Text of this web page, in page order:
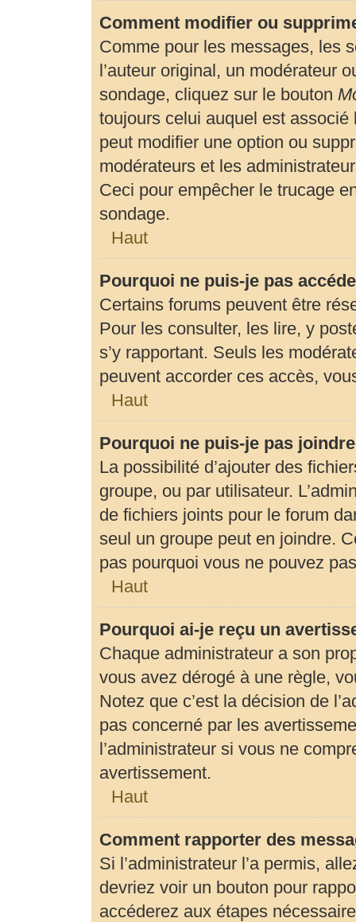
Comment modifier ou
Comme pour les messages, les
l’auteur original, un modérateur
sondage, cliquez sur le bouton
toujours celui auquel est associé
peut modifier une option ou
modérateurs et les
Ceci pour empêcher le trucage
sondage.
Haut
Pourquoi ne puis-je pas
Certains forums peuvent être
Pour les consulter, les lire, y
s’y rapportant. Seuls les
peuvent accorder ces accès,
Haut
Pourquoi ne puis-je pas
La possibilité d’ajouter des
groupe, ou par utilisateur.
de fichiers joints pour le forum
seul un groupe peut en joindre.
pas pourquoi vous ne pouvez
Haut
Pourquoi ai-je reçu un
Chaque administrateur a son
vous avez dérogé à une règle,
Notez que c’est la décision de
pas concerné par les
l’administrateur si vous ne
avertissement.
Haut
Comment rapporter des
Si l’administrateur l’a permis,
devriez voir un bouton pour
accéderez aux étapes